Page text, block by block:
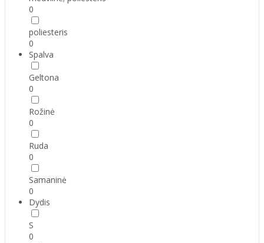
0
poliesteris
0
Spalva
Geltona
0
Rožinė
0
Ruda
0
Samaninė
0
Dydis
S
0